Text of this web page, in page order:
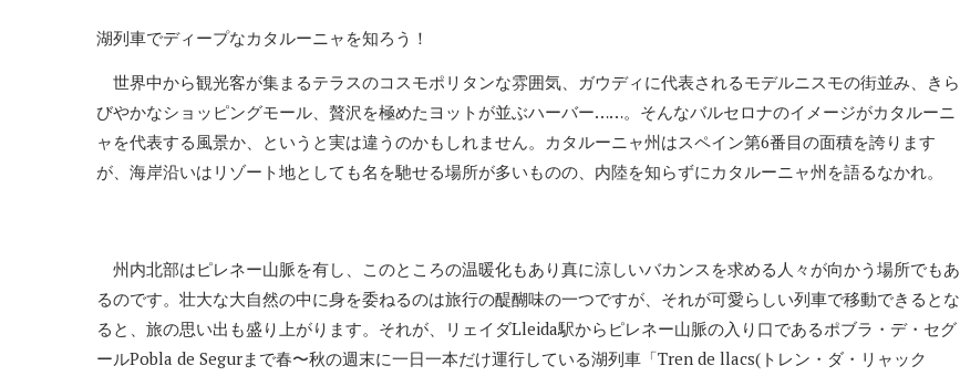
湖列車でディープなカタルーニャを知ろう！
世界中から観光客が集まるテラスのコスモポリタンな雰囲気、ガウディに代表されるモデルニスモの街並み、きら
びやかなショッピングモール、贅沢を極めたヨットが並ぶハーバー……。そんなバルセロナのイメージがカタルーニ
ャを代表する風景か、というと実は違うのかもしれません。カタルーニャ州はスペイン第6番目の面積を誇ります
が、海岸沿いはリゾート地としても名を馳せる場所が多いものの、内陸を知らずにカタルーニャ州を語るなかれ。
州内北部はピレネー山脈を有し、このところの温暖化もあり真に涼しいバカンスを求める人々が向かう場所でもあ
るのです。壮大な大自然の中に身を委ねるのは旅行の醍醐味の一つですが、それが可愛らしい列車で移動できるとな
ると、旅の思い出も盛り上がります。それが、リェイダLleida駅からピレネー山脈の入り口であるポブラ・デ・セグ
ールPobla de Segurまで春〜秋の週末に一日一本だけ運行している湖列車「Tren de llacs(トレン・ダ・リャック